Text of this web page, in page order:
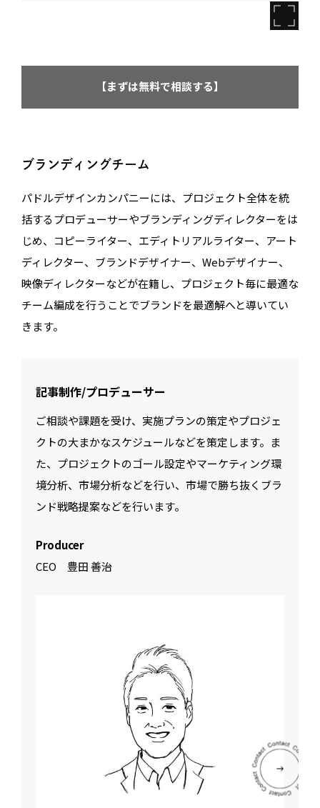
【まずは無料で相談する】
ブランディングチーム
パドルデザインカンパニーには、プロジェクト全体を統
括するプロデューサーやブランディングディレクターをは
じめ、コピーライター、エディトリアルライター、アート
ディレクター、ブランドデザイナー、Webデザイナー、
映像ディレクターなどが在籍し、プロジェクト毎に最適な
チーム編成を行うことでブランドを最適解へと導いてい
きます。
記事制作/プロデューサー
ご相談や課題を受け、実施プランの策定やプロジェ
クトの大まかなスケジュールなどを策定します。ま
た、プロジェクトのゴール設定やマーケティング環
境分析、市場分析などを行い、市場で勝ち抜くブラ
ンド戦略提案などを行います。
Producer
CEO 豊田 善治